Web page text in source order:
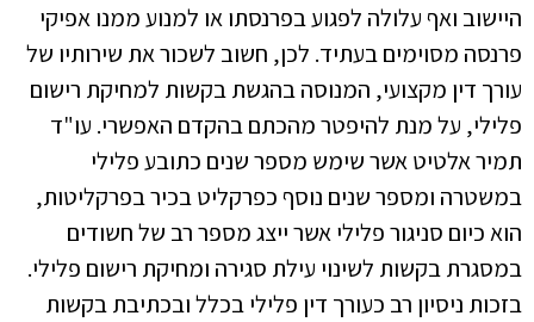
היישוב ואף עלולה לפגוע בפרנסתו או למנוע ממנו אפיקי
פרנסה מסוימים בעתיד. לכן, חשוב לשכור את שירותיו של
עורך דין מקצועי, המנוסה בהגשת בקשות למחיקת רישום
פלילי, על מנת להיפטר מהכתם בהקדם האפשרי. עו"ד
תמיר אלטיט אשר שימש מספר שנים כתובע פלילי
במשטרה ומספר שנים נוסף כפרקליט בכיר בפרקליטות,
הוא כיום סניגור פלילי אשר ייצג מספר רב של חשודים
במסגרת בקשות לשינוי עילת סגירה ומחיקת רישום פלילי.
בזכות ניסיון רב כעורך דין פלילי בכלל ובכתיבת בקשות